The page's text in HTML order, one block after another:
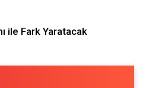
ile Fark Yaratacak